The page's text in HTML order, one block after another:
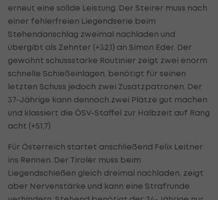
erneut eine solide Leistung. Der Steirer muss nach
einer fehlerfreien Liegendserie beim
Stehendanschlag zweimal nachladen und
übergibt als Zehnter (+32,1) an Simon Eder. Der
gewohnt schussstarke Routinier zeigt zwei enorm
schnelle Schießeinlagen, benötigt für seinen
letzten Schuss jedoch zwei Zusatzpatronen. Der
37-Jährige kann dennoch zwei Plätze gut machen
und klassiert die ÖSV-Staffel zur Halbzeit auf Rang
acht (+51,7).
Für Österreich startet anschließend Felix Leitner
ins Rennen. Der Tiroler muss beim
Liegendschießen gleich dreimal nachladen, zeigt
aber Nervenstärke und kann eine Strafrunde